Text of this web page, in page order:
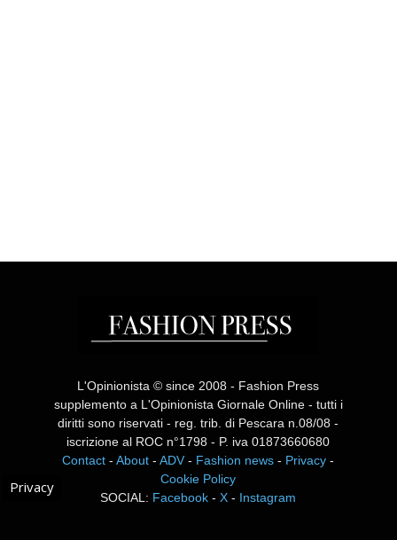
L'Opinionista © since 2008 - Fashion Press
supplemento a L'Opinionista Giornale Online - tutti i
diritti sono riservati - reg. trib. di Pescara n.08/08 -
iscrizione al ROC n°1798 - P. iva 01873660680
Contact -About -ADV - Fashion news - Privacy -
Cookie Policy
SOCIAL: Facebook -X - Instagram
Privacy